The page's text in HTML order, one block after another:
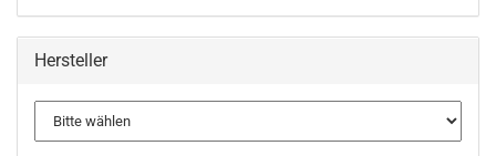
Hersteller